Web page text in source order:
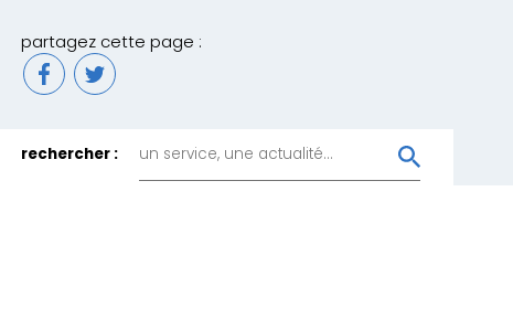
partagez cette page :
rechercher :